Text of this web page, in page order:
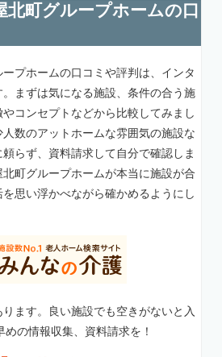
北町グループホームの口
プホームの口コミや評判は、インタ
まずは気になる施設、条件の合う施
コンセプトなどから比較してみまし
数のアットホームな雰囲気の施設な
らず、資料請求して自分で確認しま
町グループホームが本当に施設が合
思い浮かべながら確かめるようにし
ます。良い施設でも空きがないと入
めの情報収集、資料請求を！